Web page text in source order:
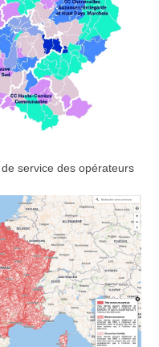
service des opérateurs